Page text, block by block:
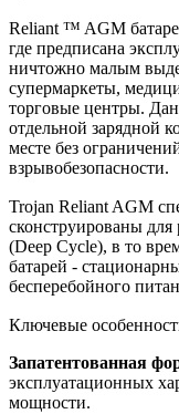
Reliant ™ AGM
где предписана
ничтожно малым
супермаркеты,
торговые центры.
отдельной зарядной
месте без
взрывобезопасности.
Trojan Reliant AGM
сконструированы для
(Deep Cycle), в то
батарей -
бесперебойного
Ключевые
Запатентованная
эксплуатационных
мощности.